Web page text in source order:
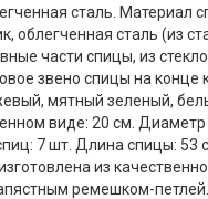
сталь. Материал
облегченная сталь (из
части спицы, из
звено спицы на конце
мятный зеленый,
виде: 20 см. Диаметр
7 шт. Длина спицы: 53
из
ремешком-